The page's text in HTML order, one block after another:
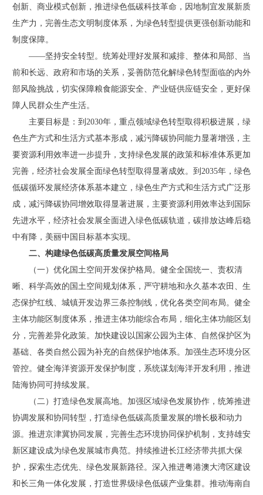
创新、商业模式创新，推进绿色低碳科技革命，因地制宜发展新质
生产力，完善生态文明制度体系，为绿色转型提供更强创新动能和
制度保障。
——坚持安全转型。统筹处理好发展和减排、整体和局部、当
前和长远、政府和市场的关系，妥善防范化解绿色转型面临的内外
部风险挑战，切实保障粮食能源安全、产业链供应链安全，更好保
障人民群众生产生活。
主要目标是：到2030年，重点领域绿色转型取得积极进展，绿
色生产方式和生活方式基本形成，减污降碳协同能力显著增强，主
要资源利用效率进一步提升，支持绿色发展的政策和标准体系更加
完善，经济社会发展全面绿色转型取得显著成效。到2035年，绿色
低碳循环发展经济体系基本建立，绿色生产方式和生活方式广泛形
成，减污降碳协同增效取得显著进展，主要资源利用效率达到国际
先进水平，经济社会发展全面进入绿色低碳轨道，碳排放达峰后稳
中有降，美丽中国目标基本实现。
二、构建绿色低碳高质量发展空间格局
（一）优化国土空间开发保护格局。健全全国统一、责权清
晰、科学高效的国土空间规划体系，严守耕地和永久基本农田、生
态保护红线、城镇开发边界三条控制线，优化各类空间布局。健全
主体功能区制度体系，推进主体功能综合布局，细化主体功能区划
分，完善差异化政策。加快建设以国家公园为主体、自然保护区为
基础、各类自然公园为补充的自然保护地体系。加强生态环境分区
管控。健全海洋资源开发保护制度，系统谋划海洋开发利用，推进
陆海协同可持续发展。
（二）打造绿色发展高地。加强区域绿色发展协作，统筹推进
协调发展和协同转型，打造绿色低碳高质量发展的增长极和动力
源。推进京津冀协同发展，完善生态环境协同保护机制，支持雄安
新区建设成为绿色发展城市典范。持续推进长江经济带共抓大保
护，探索生态优先、绿色发展新路径。深入推进粤港澳大湾区建设
和长三角一体化发展，打造世界级绿色低碳产业集群。推动海南自